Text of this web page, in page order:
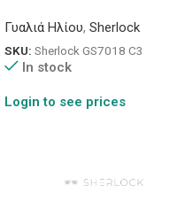
Γυαλιά Ηλίου, Sherlock
SKU: Sherlock GS7018 C3
In stock
Login to see prices